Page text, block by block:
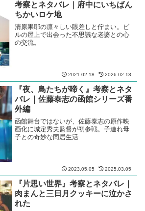
考察とネタバレ｜府中にいちばん
ちかいロケ地
清原果耶の凛々しい眼差しと佇まい。ビ
ルの屋上で出会った不思議な老婆との心
の交流。
2021.02.18 2026.02.18
『夜、鳥たちが啼く』考察とネタ
バレ｜佐藤泰志の函館シリーズ番
外編
函館舞台ではないが、佐藤泰志の原作映
画化に城定秀夫監督が初参戦。子連れ母
子との奇妙な同居生活
2023.05.05 2025.03.05
『片思い世界』考察とネタバレ｜
肉まんと三日月クッキーに泣かさ
れた